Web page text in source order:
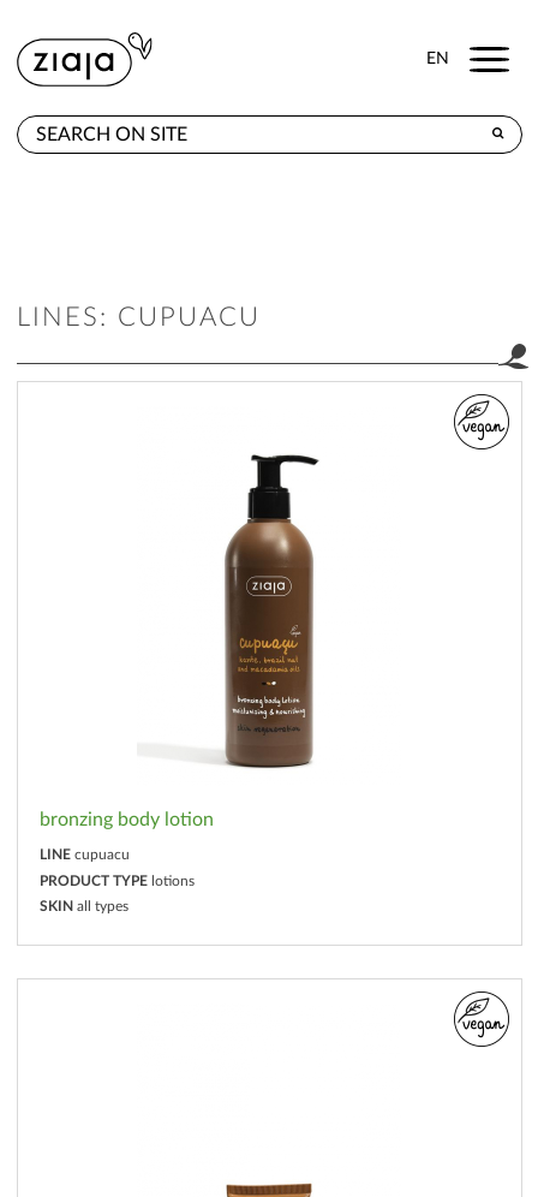
EN Menu
LINES: CUPUACU
bronzing body lotion
LINE cupuacu
PRODUCT TYPE lotions
SKIN all types